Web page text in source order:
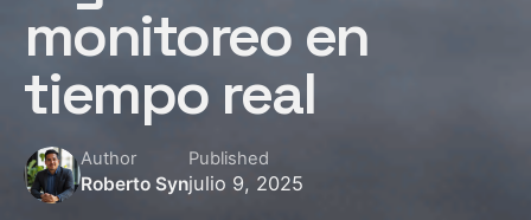
monitoreo en
tiempo real
Author
Roberto Syn
Published
julio 9, 2025